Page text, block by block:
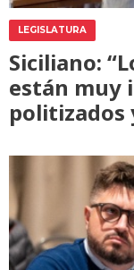
LEGISLATURA
Siciliano:
están muy
politizados